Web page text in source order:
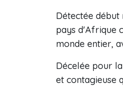
Détectée début
pays d'Afrique
monde entier,
Décelée pour
et contagieuse